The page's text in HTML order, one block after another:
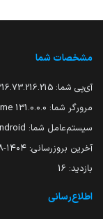
مشخصات شما
آی‌پی شما:
مرورگر شما: 131.0.0.0 Chrome
سیستم‌عامل شما:
آخرین بروزرسانی: ۱۴۰۴-۰۸-۱۰
بازدید: 16
اطلاع‌رسانی